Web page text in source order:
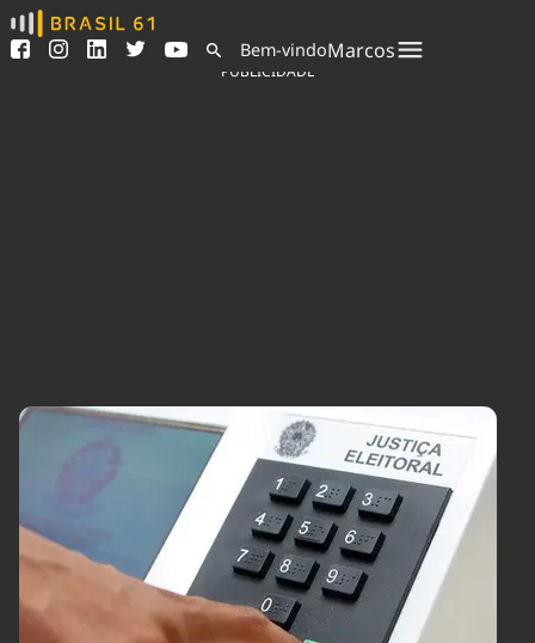
Ver todas as notícias
Podcasts
Indicadores
Agronegócios
Ciência &
Tecnologia
Cinema
Comportamento
Cultura
Economia
Educação
Infraestrutura
Internacional
Meio Ambiente
Podcast
Política
Saúde
Tempo
Bem-vindoMarcos
PUBLICIDADE